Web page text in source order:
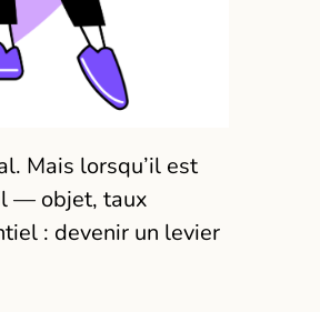
Mais lorsqu’il est
— objet, taux
: devenir un levier